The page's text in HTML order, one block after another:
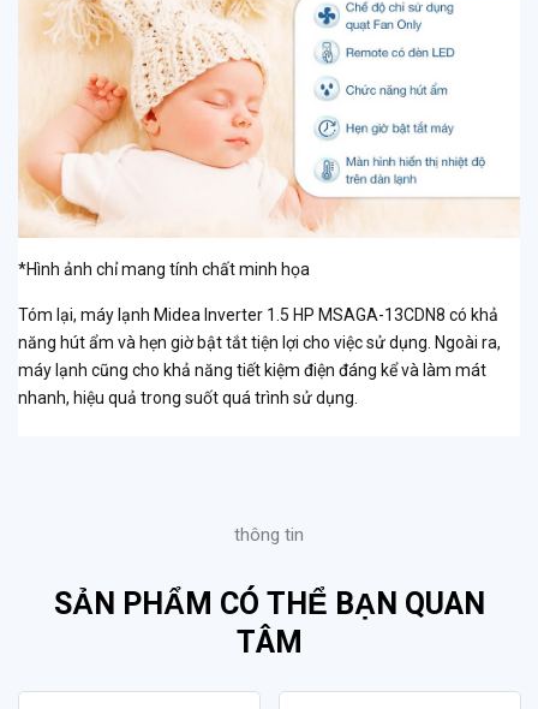
*Hình ảnh chỉ mang tính chất minh họa
Tóm lại, máy lạnh Midea Inverter 1.5 HP MSAGA-13CDN8 có khả
năng hút ẩm và hẹn giờ bật tắt tiện lợi cho việc sử dụng. Ngoài ra,
máy lạnh cũng cho khả năng tiết kiệm điện đáng kể và làm mát
nhanh, hiệu quả trong suốt quá trình sử dụng.
thông tin
SẢN PHẨM CÓ THỂ BẠN QUAN
TÂM